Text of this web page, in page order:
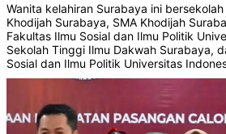
Wanita kelahiran Surabaya ini
Khodijah Surabaya, SMA Khodijah
Fakultas Ilmu Sosial dan Ilmu Politik
Sekolah Tinggi Ilmu Dakwah Surabaya,
Sosial dan Ilmu Politik Universitas